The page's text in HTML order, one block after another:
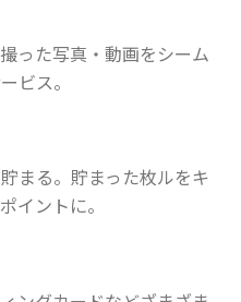
った写真・動画をシーム
ビス。
まる。貯まった枚ルをキ
イントに。